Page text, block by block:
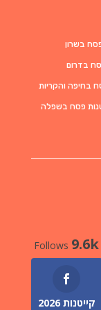
בשרון
בדרום
בחיפה והקריות
פסח בשפלה
9.6k
Follows
קייטנות 2026